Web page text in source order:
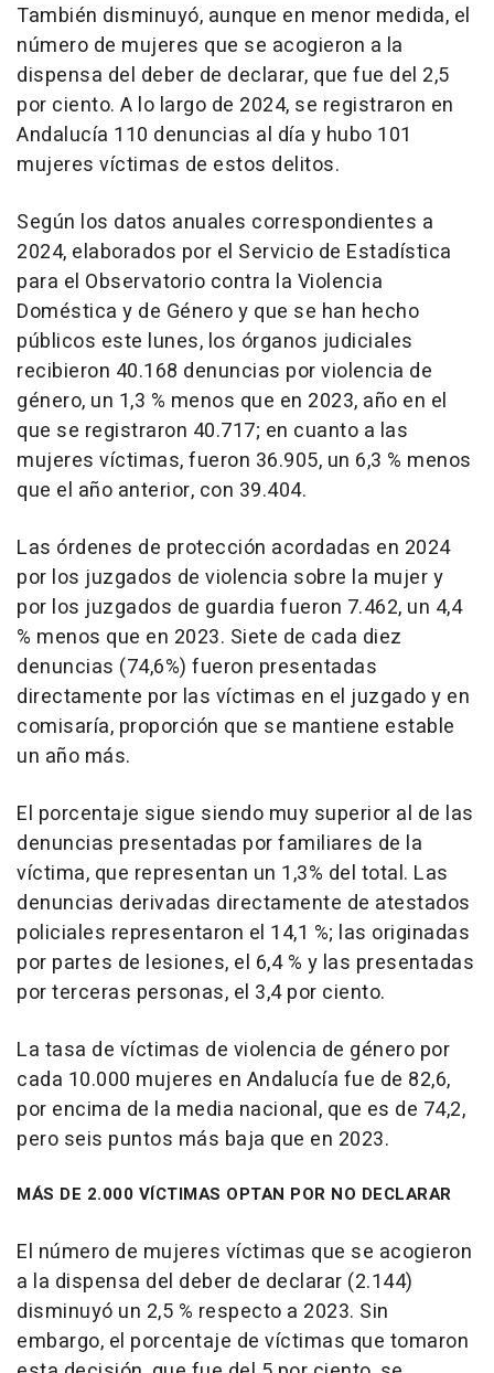
También disminuyó, aunque en menor medida, el
número de mujeres que se acogieron a la
dispensa del deber de declarar, que fue del 2,5
por ciento. A lo largo de 2024, se registraron en
Andalucía 110 denuncias al día y hubo 101
mujeres víctimas de estos delitos.
Según los datos anuales correspondientes a
2024, elaborados por el Servicio de Estadística
para el Observatorio contra la Violencia
Doméstica y de Género y que se han hecho
públicos este lunes, los órganos judiciales
recibieron 40.168 denuncias por violencia de
género, un 1,3 % menos que en 2023, año en el
que se registraron 40.717; en cuanto a las
mujeres víctimas, fueron 36.905, un 6,3 % menos
que el año anterior, con 39.404.
Las órdenes de protección acordadas en 2024
por los juzgados de violencia sobre la mujer y
por los juzgados de guardia fueron 7.462, un 4,4
% menos que en 2023. Siete de cada diez
denuncias (74,6%) fueron presentadas
directamente por las víctimas en el juzgado y en
comisaría, proporción que se mantiene estable
un año más.
El porcentaje sigue siendo muy superior al de las
denuncias presentadas por familiares de la
víctima, que representan un 1,3% del total. Las
denuncias derivadas directamente de atestados
policiales representaron el 14,1 %; las originadas
por partes de lesiones, el 6,4 % y las presentadas
por terceras personas, el 3,4 por ciento.
La tasa de víctimas de violencia de género por
cada 10.000 mujeres en Andalucía fue de 82,6,
por encima de la media nacional, que es de 74,2,
pero seis puntos más baja que en 2023.
MÁS DE 2.000 VÍCTIMAS OPTAN POR NO DECLARAR
El número de mujeres víctimas que se acogieron
a la dispensa del deber de declarar (2.144)
disminuyó un 2,5 % respecto a 2023. Sin
embargo, el porcentaje de víctimas que tomaron